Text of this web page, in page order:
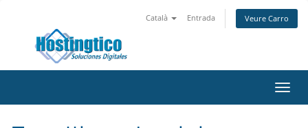
Català Entrada Veure Carro